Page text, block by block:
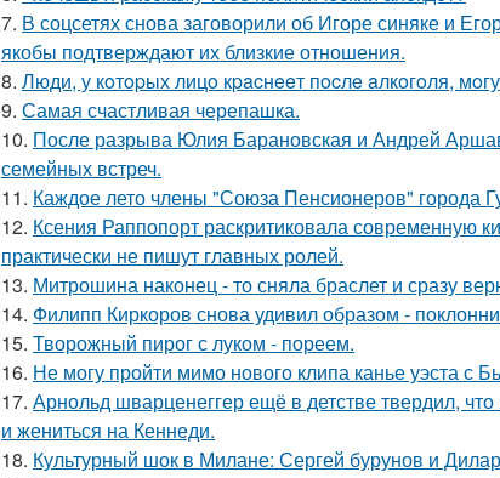
7. В соцсетях снова заговорили об Игоре синяке и
якобы подтверждают их близкие отношения.
8. Люди, у кoтopых лицo кpacнeeт пocлe aлкoгoля,
9. Самая счастливая черепашка.
10. После разрыва Юлия Барановская и Андрей
семейных встреч.
11. Каждое лето члены "Союза Пенсионеров" города
12. Ксения Раппопорт раскритиковала современную
практически не пишут главных ролей.
13. Митрошина наконец - то сняла браслет и сразу
14. Филипп Киркоров снова удивил образом -
15. Творожный пирог с луком - пореем.
16. Не могу пройти мимо нового клипа канье уэста с
17. Арнольд шварценеггер ещё в детстве твердил,
и жениться на Кеннеди.
18. Культурный шок в Милане: Сергей бурунов и